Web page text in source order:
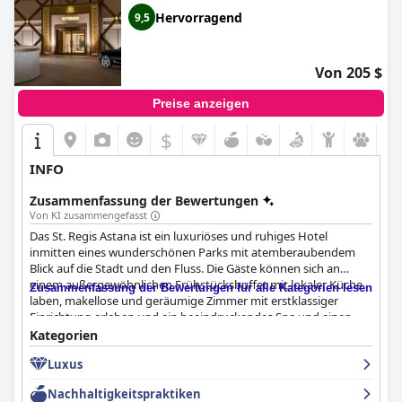
9,5 Hervorragend
Von 205 $
Preise anzeigen
$
INFO
Zusammenfassung der Bewertungen
Von KI zusammengefasst
Das St. Regis Astana ist ein luxuriöses und ruhiges Hotel
inmitten eines wunderschönen Parks mit atemberaubendem
Blick auf die Stadt und den Fluss. Die Gäste können sich an
einem außergewöhnlichen Frühstücksbuffet mit lokaler Küche
laben, makellose und geräumige Zimmer mit erstklassiger
Einrichtung erleben und ein beeindruckendes Spa und einen
Swimmingpool genießen. Das Personal wird als zuvorkommend,
freundlich und aufmerksam beschrieben, bietet einen
ausgezeichneten Service und gibt den Gästen ein Gefühl der
Sicherheit. Familien können sich an der Vielzahl von
Annehmlichkeiten für Kinder erfreuen, und Paare können sich
Zusammenfassung der Bewertungen für alle Kategorien lesen
Kategorien
Luxus
Nachhaltigkeitspraktiken